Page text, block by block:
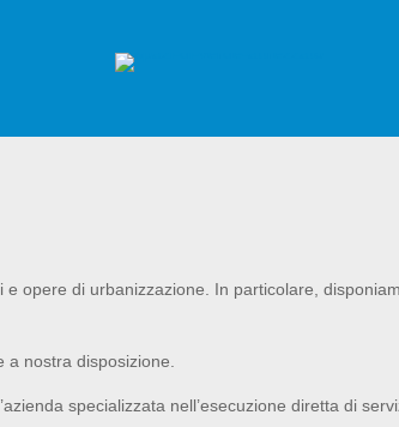
opere di urbanizzazione. In particolare,
a nostra disposizione.
specializzata nell’esecuzione diretta di